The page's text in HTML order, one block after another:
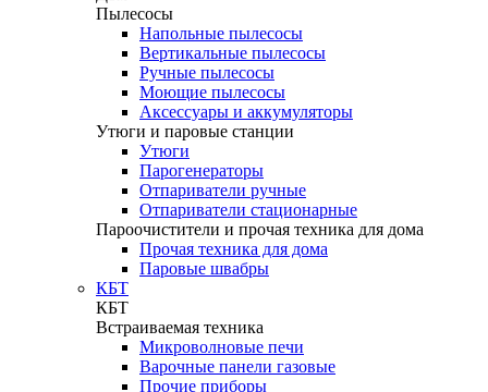
Пылесосы
Напольные пылесосы
Вертикальные пылесосы
Ручные пылесосы
Моющие пылесосы
Аксессуары и аккумуляторы
Утюги и паровые станции
Утюги
Парогенераторы
Отпариватели ручные
Отпариватели стационарные
Пароочистители и прочая техника для дома
Прочая техника для дома
Паровые швабры
КБТ
КБТ
Встраиваемая техника
Микроволновые печи
Варочные панели газовые
Прочие приборы